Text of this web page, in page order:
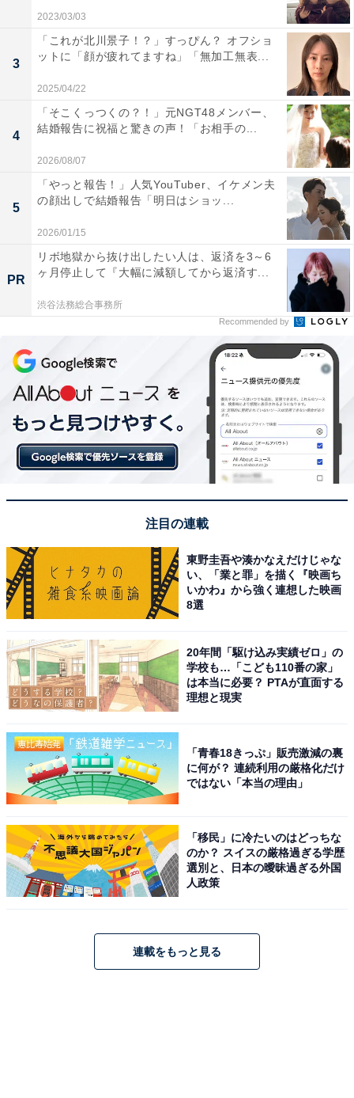
2023/03/03
3
「これが北川景子！？」すっぴん？ オフショ
ットに「顔が疲れてますね」「無加工無表...
2025/04/22
4
「そこくっつくの？！」元NGT48メンバー、
結婚報告に祝福と驚きの声！「お相手の...
2026/08/07
5
「やっと報告！」人気YouTuber、イケメン夫
の顔出しで結婚報告「明日はショッ...
2026/01/15
PR
リボ地獄から抜け出したい人は、返済を3～6
ヶ月停止して『大幅に減額してから返済す...
渋谷法務総合事務所
Recommended by
注目の連載
東野圭吾や湊かなえだけじゃな
い、「業と罪」を描く『映画ち
いかわ』から強く連想した映画
8選
20年間「駆け込み実績ゼロ」の
学校も…「こども110番の家」
は本当に必要？ PTAが直面する
理想と現実
「青春18きっぷ」販売激減の裏
に何が？ 連続利用の厳格化だけ
ではない「本当の理由」
「移民」に冷たいのはどっちな
のか？ スイスの厳格過ぎる学歴
選別と、日本の曖昧過ぎる外国
人政策
連載をもっと見る